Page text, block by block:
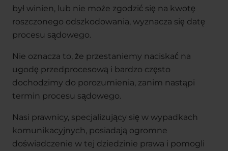
był winien, lub nie może zgodzić się na kwotę
roszczonego odszkodowania, wyznacza się datę
procesu sądowego.
Nie oznacza to, że przestaniemy naciskać na
ugodę przedprocesową i bardzo często
dochodzimy do porozumienia, zanim nastąpi
termin procesu sądowego.
Nasi prawnicy, specjalizujący się w wypadkach
komunikacyjnych, posiadają ogromne
doświadczenie w tej dziedzinie prawa i pomogli